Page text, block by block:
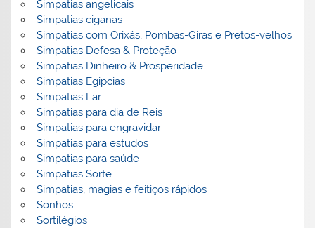
Simpatias angelicais
Simpatias ciganas
Simpatias com Orixás, Pombas-Giras e Pretos-velhos
Simpatias Defesa & Proteção
Simpatias Dinheiro & Prosperidade
Simpatias Egipcias
Simpatias Lar
Simpatias para dia de Reis
Simpatias para engravidar
Simpatias para estudos
Simpatias para saúde
Simpatias Sorte
Simpatias, magias e feitiços rápidos
Sonhos
Sortilégios